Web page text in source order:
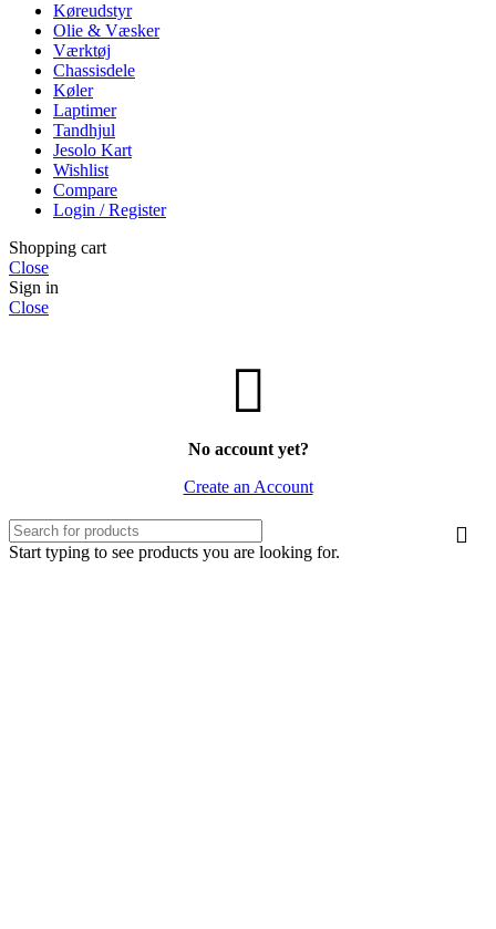
Køreudstyr
Olie & Væsker
Værktøj
Chassisdele
Køler
Laptimer
Tandhjul
Jesolo Kart
Wishlist
Compare
Login / Register
Shopping cart
Close
Sign in
Close
No account yet?
Create an Account
Start typing to see products you are looking for.